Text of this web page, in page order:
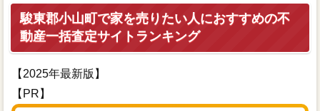
駿東郡小山町で家を売りたい人におすすめの不
動産一括査定サイトランキング
【2025年最新版】
【PR】